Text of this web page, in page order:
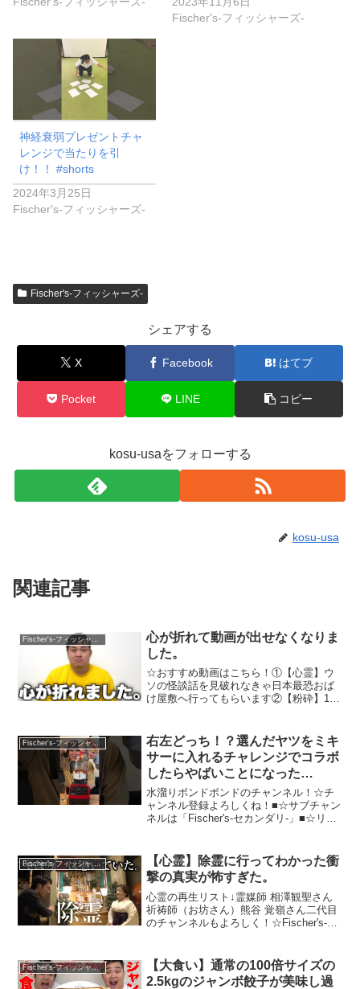
Fischer's-フィッシャーズ-
神経衰弱プレゼントチャ
レンジで当たりを引
け！！ #shorts
2024年3月25日
Fischer's-フィッシャーズ-
Fischer's-フィッシャーズ-
シェアする
X Facebook はてブ
Pocket LINE コピー
kosu-usaをフォローする
kosu-usa
関連記事
心が折れて動画が出せなくなりま
した。
☆おすすめ動画はこちら！①【心霊】ウ
ソの怪談話を見破れなきゃ日本最恐おば
け屋敷へ行ってもらいます②【粉砕】1位
チャンネル登録よろしくね！■☆専用の絵
文字や限定動画など...
Fischer's-フィッシャーズ-
右左どっち！？選んだヤツをミキ
サーに入れるチャレンジでコラボ
したらやばいことになった
www【水溜りボンド】 #水溜りボ
ンド #ミキサーチャレンジ #ミキ
サーどっち #Shorts #カンタ #ダ
水溜りボンドボンドのチャンネル！☆チ
ャンネル登録よろしくね！■☆サブチャン
ネルは「Fischer's-セカンダリ-」■☆リー
ャンネルメンバーシップご登録はこち
ら！■－...
Fischer's-フィッシャーズ-
【心霊】除霊に行ってわかった衝
撃の真実が怖すぎた。
心霊の再生リスト↓霊媒師 相澤観聖さん
祈祷師（お坊さん）熊谷 覚嶺さん二代目
のチャンネルもよろしく！☆Fischer's-セ
シャーズグッズはこちら！ワンポイント
パーカ...
Fischer's-フィッシャーズ-
【大食い】通常の100倍サイズの
2.5kgのジャンボ餃子が美味し過